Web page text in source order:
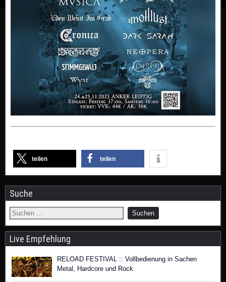
teilen teilen
Suche
Live Empfehlung
RELOAD FESTIVAL :: Vollbedienung in Sachen
Metal, Hardcore und Rock